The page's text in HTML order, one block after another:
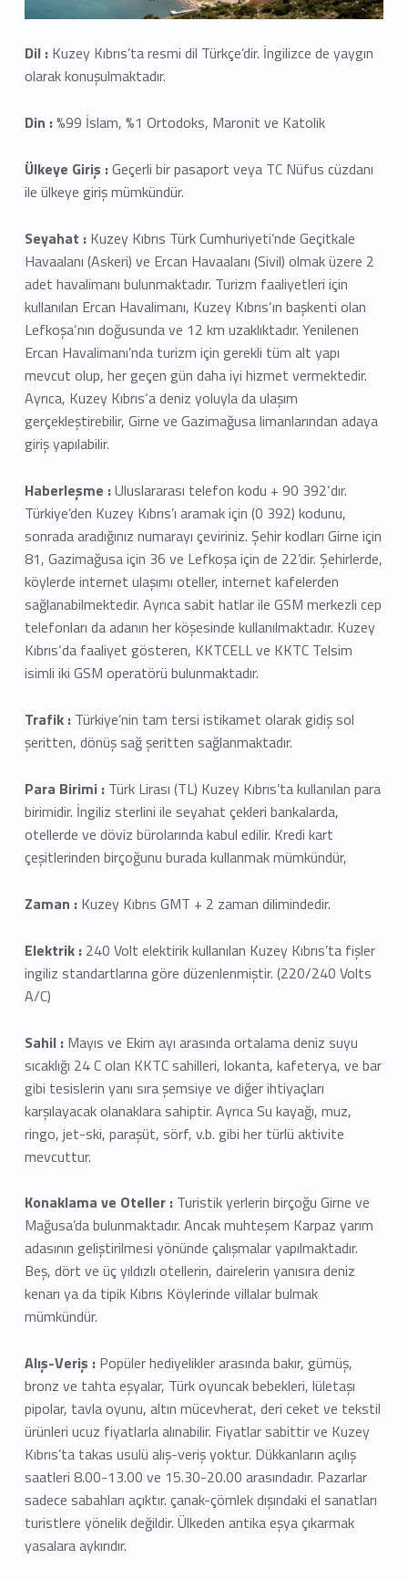
Dil :Kuzey Kıbrıs’ta resmi dil Türkçe’dir. İngilizce de yaygın
olarak konuşulmaktadır.
Din :%99 İslam, %1 Ortodoks, Maronit ve Katolik
Ülkeye Giriş :Geçerli bir pasaport veya TC Nüfus cüzdanı
ile ülkeye giriş mümkündür.
Seyahat : Kuzey Kıbrıs Türk Cumhuriyeti’nde Geçitkale
Havaalanı (Askeri) ve Ercan Havaalanı (Sivil) olmak üzere 2
adet havalimanı bulunmaktadır. Turizm faaliyetleri için
kullanılan Ercan Havalimanı, Kuzey Kıbrıs‘ın başkenti olan
Lefkoşa‘nın doğusunda ve 12 km uzaklıktadır. Yenilenen
Ercan Havalimanı’nda turizm için gerekli tüm alt yapı
mevcut olup, her geçen gün daha iyi hizmet vermektedir.
Ayrıca, Kuzey Kıbrıs‘a deniz yoluyla da ulaşım
gerçekleştirebilir, Girne ve Gazimağusa limanlarından adaya
giriş yapılabilir.
Haberleşme :Uluslararası telefon kodu + 90 392‘dır.
Türkiye’den Kuzey Kıbrıs’ı aramak için (0 392) kodunu,
sonrada aradığınız numarayı çeviriniz. Şehir kodları Girne için
81, Gazimağusa için 36 ve Lefkoşa için de 22’dir. Şehirlerde,
köylerde internet ulaşımı oteller, internet kafelerden
sağlanabilmektedir. Ayrıca sabit hatlar ile GSM merkezli cep
telefonları da adanın her köşesinde kullanılmaktadır. Kuzey
Kıbrıs‘da faaliyet gösteren, KKTCELL ve KKTC Telsim
isimli iki GSM operatörü bulunmaktadır.
Trafik : Türkiye’nin tam tersi istikamet olarak gidiş sol
şeritten, dönüş sağ şeritten sağlanmaktadır.
Para Birimi : Türk Lirası (TL) Kuzey Kıbrıs’ta kullanılan para
birimidir. İngiliz sterlini ile seyahat çekleri bankalarda,
otellerde ve döviz bürolarında kabul edilir. Kredi kart
çeşitlerinden birçoğunu burada kullanmak mümkündür,
Zaman : Kuzey Kıbrıs GMT + 2 zaman dilimindedir.
Elektrik : 240 Volt elektirik kullanılan Kuzey Kıbrıs’ta fişler
ingiliz standartlarına göre düzenlenmiştir. (220/240 Volts
A/C)
Sahil : Mayıs ve Ekim ayı arasında ortalama deniz suyu
sıcaklığı 24 C olan KKTC sahilleri, lokanta, kafeterya, ve bar
gibi tesislerin yanı sıra şemsiye ve diğer ihtiyaçları
karşılayacak olanaklara sahiptir. Ayrıca Su kayağı, muz,
ringo, jet-ski, paraşüt, sörf, v.b. gibi her türlü aktivite
mevcuttur.
Konaklama ve Oteller : Turistik yerlerin birçoğu Girne ve
Mağusa’da bulunmaktadır. Ancak muhteşem Karpaz yarım
adasının geliştirilmesi yönünde çalışmalar yapılmaktadır.
Beş, dört ve üç yıldızlı otellerin, dairelerin yanısıra deniz
kenarı ya da tipik Kıbrıs Köylerinde villalar bulmak
mümkündür.
Alış-Veriş : Popüler hediyelikler arasında bakır, gümüş,
bronz ve tahta eşyalar, Türk oyuncak bebekleri, lületaşı
pipolar, tavla oyunu, altın mücevherat, deri ceket ve tekstil
ürünleri ucuz fiyatlarla alınabilir. Fiyatlar sabittir ve Kuzey
Kıbrıs’ta takas usulü alış-veriş yoktur. Dükkanların açılış
saatleri 8.00-13.00 ve 15.30-20.00 arasındadır. Pazarlar
sadece sabahları açıktır. çanak-çömlek dışındaki el sanatları
turistlere yönelik değildir. Ülkeden antika eşya çıkarmak
yasalara aykırıdır.